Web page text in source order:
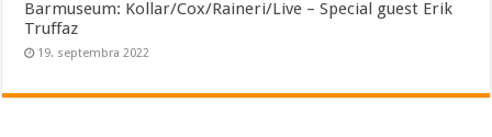
Barmuseum: Kollar/Cox/Raineri/Live – Special guest Erik
Truffaz
19. septembra 2022